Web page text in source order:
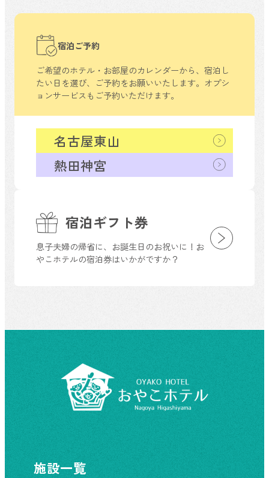
宿泊ギフト券
息子夫婦の帰省に、お誕生日のお祝いに！お
やこホテルの宿泊券はいかがですか？
宿泊ご予約
ご希望のホテル・お部屋のカレンダーから、 宿泊し
たい日を選び、ご予約をお願いいたします。 オプシ
ョンサービスもご予約いただけます。
熱田神宮
名古屋東山
施設一覧